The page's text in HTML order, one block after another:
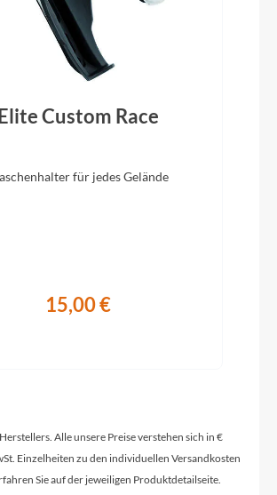
Hardtail
Modelljahr
Rahmenmaterial
STYX 42/34/24T
Kassette
Custom Race
für jedes Gelände
15,00 €
Alle unsere Preise verstehen sich in €
Einzelheiten zu den individuellen Versandkosten
Sie auf der jeweiligen Produktdetailseite.